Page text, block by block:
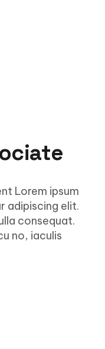
Lorem ipsum
adipiscing elit.
consequat.
no, iaculis